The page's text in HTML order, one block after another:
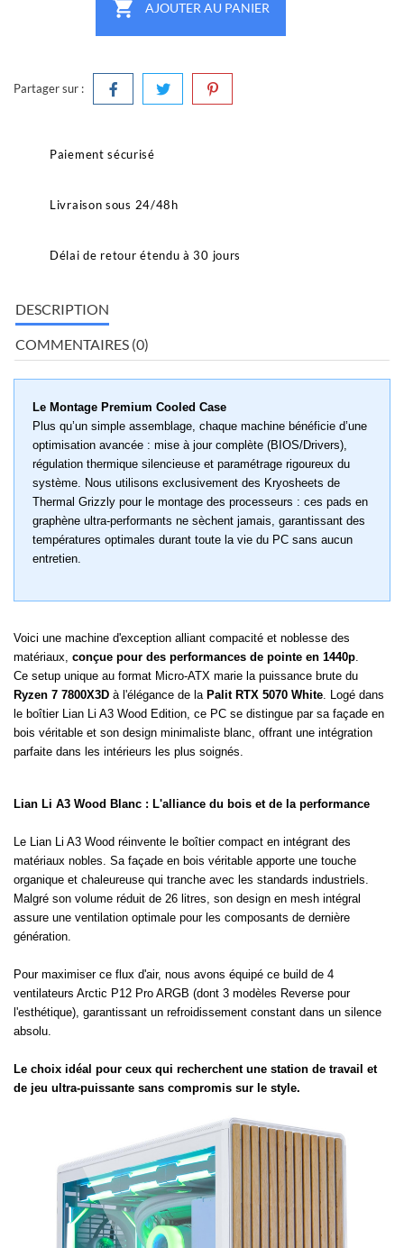
 AJOUTER AU PANIER
Partager sur :
Paiement sécurisé
Livraison sous 24/48h
Délai de retour étendu à 30 jours
DESCRIPTION
COMMENTAIRES (0)
Le Montage Premium Cooled Case
Plus qu’un simple assemblage, chaque machine bénéficie d’une
optimisation avancée : mise à jour complète (BIOS/Drivers),
régulation thermique silencieuse et paramétrage rigoureux du
système. Nous utilisons exclusivement des Kryosheets de
Thermal Grizzly pour le montage des processeurs : ces pads en
graphène ultra-performants ne sèchent jamais, garantissant des
températures optimales durant toute la vie du PC sans aucun
entretien.
Voici une machine d'exception alliant compacité et noblesse des
matériaux, conçue pour des performances de pointe en 1440p.
Ce setup unique au format Micro-ATX marie la puissance brute du
Ryzen 7 7800X3D à l'élégance de la Palit RTX 5070 White. Logé dans
le boîtier Lian Li A3 Wood Edition, ce PC se distingue par sa façade en
bois véritable et son design minimaliste blanc, offrant une intégration
parfaite dans les intérieurs les plus soignés.
Lian Li A3 Wood Blanc : L'alliance du bois et de la performance
Le Lian Li A3 Wood réinvente le boîtier compact en intégrant des
matériaux nobles. Sa façade en bois véritable apporte une touche
organique et chaleureuse qui tranche avec les standards industriels.
Malgré son volume réduit de 26 litres, son design en mesh intégral
assure une ventilation optimale pour les composants de dernière
génération.
Pour maximiser ce flux d'air, nous avons équipé ce build de 4
ventilateurs Arctic P12 Pro ARGB (dont 3 modèles Reverse pour
l'esthétique), garantissant un refroidissement constant dans un silence
absolu.
Le choix idéal pour ceux qui recherchent une station de travail et
de jeu ultra-puissante sans compromis sur le style.